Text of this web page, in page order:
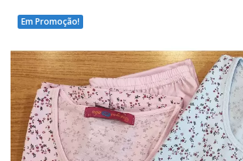
Em Promoção!